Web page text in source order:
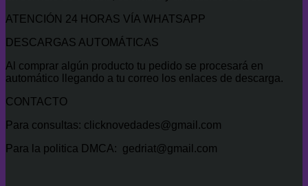
ATENCIÓN 24 HORAS VÍA WHATSAPP
DESCARGAS AUTOMÁTICAS
Al comprar algún producto tu pedido se procesará en
automático llegando a tu correo los enlaces de descarga.
CONTACTO
Para consultas: clicknovedades@gmail.com
Para la politica DMCA: gedriat@gmail.com